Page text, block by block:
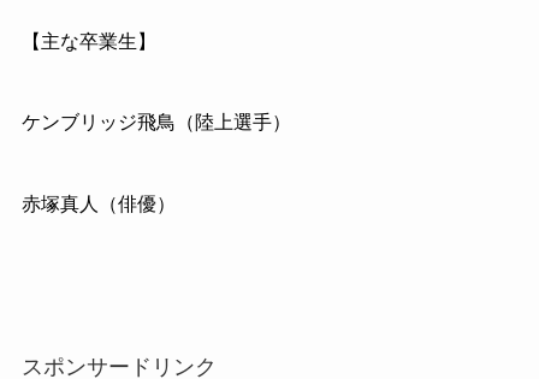
【主な卒業生】
ケンブリッジ飛鳥（陸上選手）
赤塚真人（俳優）
スポンサードリンク